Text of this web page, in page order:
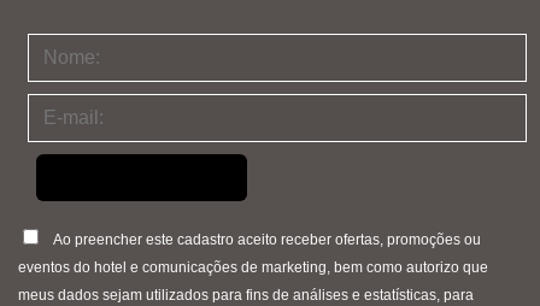
Ao preencher este cadastro aceito receber ofertas, promoções ou
eventos do hotel e comunicações de marketing, bem como autorizo que
meus dados sejam utilizados para fins de análises e estatísticas, para